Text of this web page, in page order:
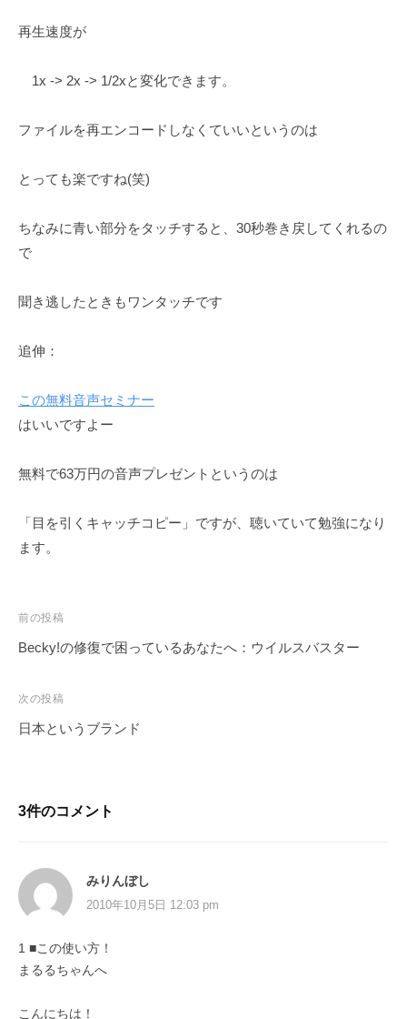
再生速度が
1x -> 2x -> 1/2xと変化できます。
ファイルを再エンコードしなくていいというのは
とっても楽ですね(笑)
ちなみに青い部分をタッチすると、30秒巻き戻してくれるの
で
聞き逃したときもワンタッチです
追伸：
この無料音声セミナー
はいいですよー
無料で63万円の音声プレゼントというのは
「目を引くキャッチコピー」ですが、聴いていて勉強になり
ます。
前の投稿
Becky!の修復で困っているあなたへ：ウイルスバスター
次の投稿
日本というブランド
3件のコメント
みりんぼし
2010年10月5日 12:03 pm
1 ■この使い方！
まるるちゃんへ
こんにちは！